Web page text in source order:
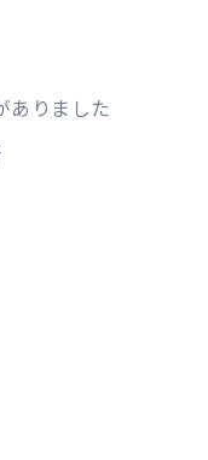
ありました